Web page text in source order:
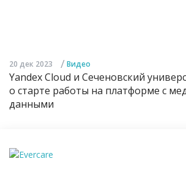
20 дек 2023 / Видео
Yandex Cloud и Сеченовский
о старте работы на платформе с
данными